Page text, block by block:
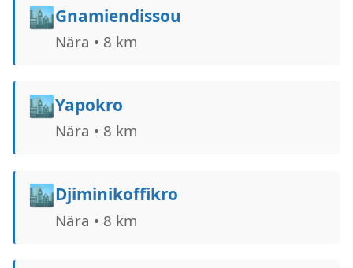
🏙️Gnamiendissou
Nära • 8 km
🏙️Yapokro
Nära • 8 km
🏙️Djiminikoffikro
Nära • 8 km